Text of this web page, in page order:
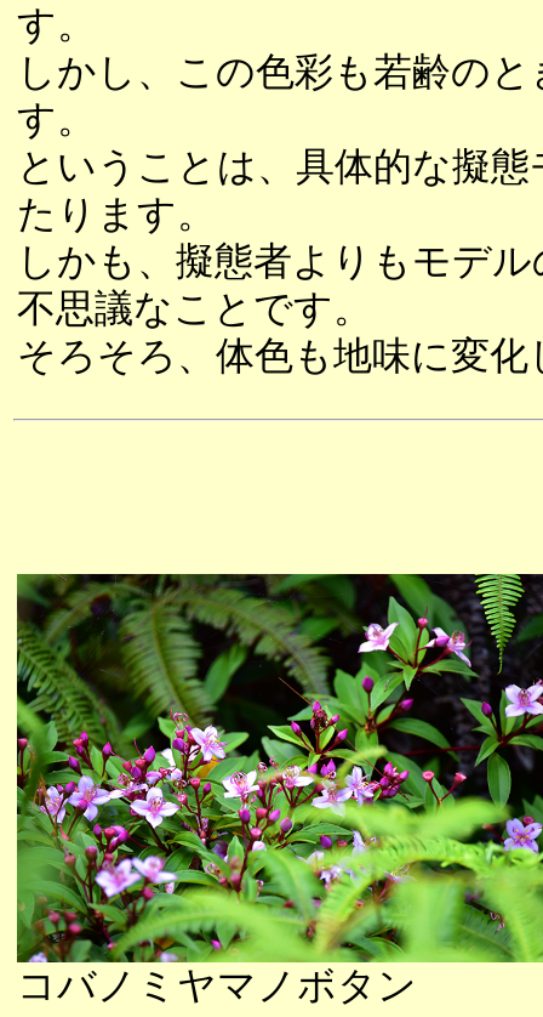
す。
しかし、この色彩も若齢の
す。
ということは、具体的な擬
たります。
しかも、擬態者よりもモデ
不思議なことです。
そろそろ、体色も地味に変
コバノミヤマノボタン